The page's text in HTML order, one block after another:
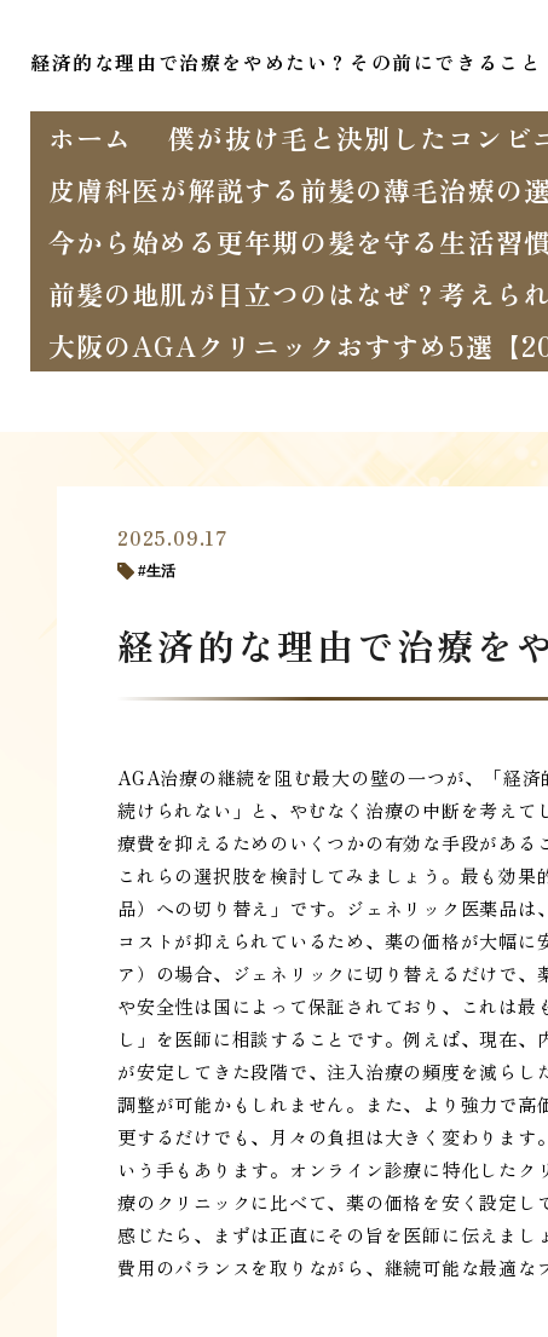
経済的な理由で治療をやめたい？その前にできること
ホーム 僕が抜け毛と決別したコンビ
皮膚科医が解説する前髪の薄毛治療の
今から始める更年期の髪を守る生活習
前髪の地肌が目立つのはなぜ？考えら
大阪のAGAクリニックおすすめ5選【
2025.09.17
生活
経済的な理由で治療を
AGA治療の継続を阻む最大の壁の一つが、「経
続けられない」と、やむなく治療の中断を考え
療費を抑えるためのいくつかの有効な手段があ
これらの選択肢を検討してみましょう。最も効
品）への切り替え」です。ジェネリック医薬品
コストが抑えられているため、薬の価格が大幅
ア）の場合、ジェネリックに切り替えるだけで
や安全性は国によって保証されており、これは
し」を医師に相談することです。例えば、現在
が安定してきた段階で、注入治療の頻度を減ら
調整が可能かもしれません。また、より強力で
更するだけでも、月々の負担は大きく変わりま
いう手もあります。オンライン診療に特化した
療のクリニックに比べて、薬の価格を安く設定
感じたら、まずは正直にその旨を医師に伝えま
費用のバランスを取りながら、継続可能な最適な